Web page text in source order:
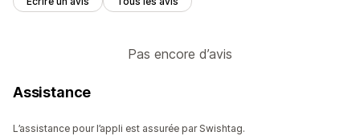
Pas encore d’avis
Assistance
L’assistance pour l’appli est assurée par Swishtag.